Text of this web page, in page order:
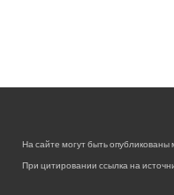
На сайте могут быть
При цитировании ссылка на